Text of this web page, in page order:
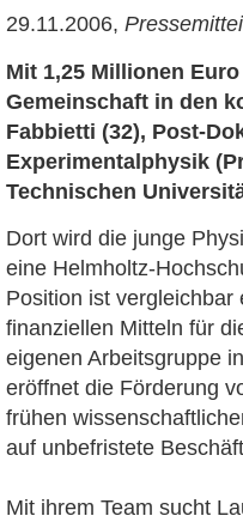
29.11.2006,
Mit 1,25 Millionen
Gemeinschaft in den
Fabbietti (32), Post-
Experimentalphysik
Technischen
Dort wird die junge
eine Helmholtz-
Position ist
finanziellen Mitteln für
eigenen Arbeitsgruppe
eröffnet die Förderung
frühen
auf unbefristete
Mit ihrem Team sucht